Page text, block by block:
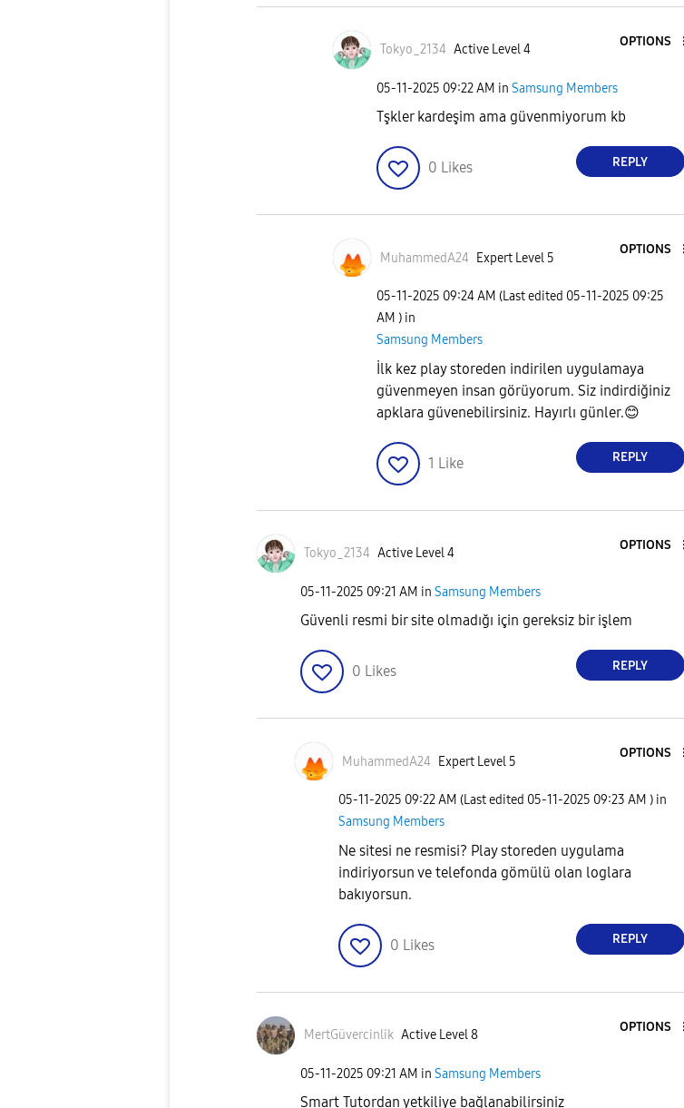
Tokyo_2134 Active Level 4
OPTIONS
‎05-11-2025 09:22 AM in Samsung Members
Tşkler kardeşim ama güvenmiyorum kb
0 Likes REPLY
MuhammedA24 Expert Level 5
OPTIONS
‎05-11-2025 09:24 AM (Last edited ‎05-11-2025 09:25
AM ) in
Samsung Members
İlk kez play storeden indirilen uygulamaya
güvenmeyen insan görüyorum. Siz indirdiğiniz
apklara güvenebilirsiniz. Hayırlı günler.😊
1 Like REPLY
Tokyo_2134 Active Level 4
OPTIONS
‎05-11-2025 09:21 AM in Samsung Members
Güvenli resmi bir site olmadığı için gereksiz bir işlem
0 Likes REPLY
MuhammedA24 Expert Level 5
OPTIONS
‎05-11-2025 09:22 AM (Last edited ‎05-11-2025 09:23 AM ) in
Samsung Members
Ne sitesi ne resmisi? Play storeden uygulama
indiriyorsun ve telefonda gömülü olan loglara
bakıyorsun.
0 Likes REPLY
MertGüvercinlik Active Level 8
OPTIONS
‎05-11-2025 09:21 AM in Samsung Members
Smart Tutordan yetkiliye bağlanabilirsiniz